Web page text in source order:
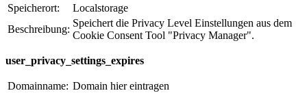
Speicherort:
Localstorage
Beschreibung:
Speichert die Privacy Level Einstellungen aus dem
Cookie Consent Tool "Privacy Manager".
user_privacy_settings_expires
Domainname: Domain hier eintragen